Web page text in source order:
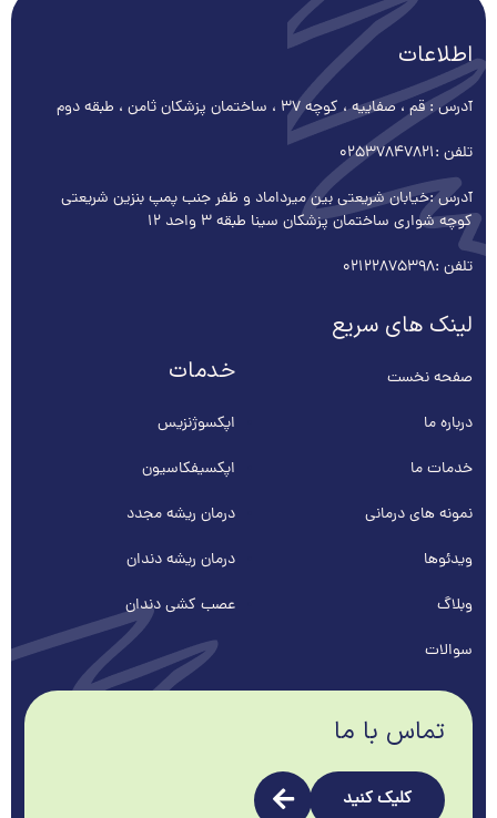
اطلاعات
آدرس : قم ، صفاییه ، کوچه ۳۷ ، ساختمان پزشکان ثامن ، طبقه دوم
تلفن :02537847821
آدرس :خیابان شریعتی بین میرداماد و ظفر جنب پمپ بنزین شریعتی
کوچه شواری ساختمان پزشکان سینا طبقه 3 واحد 12
تلفن :02122875398
لینک های سریع
صفحه نخست
درباره ما
خدمات ما
نمونه های درمانی
ویدئوها
وبلاگ
سوالات
خدمات
اپکسوژنزیس
اپکسیفکاسیون
درمان ریشه مجدد
درمان ریشه دندان
عصب کشی دندان
تماس با ما
کلیک کنید